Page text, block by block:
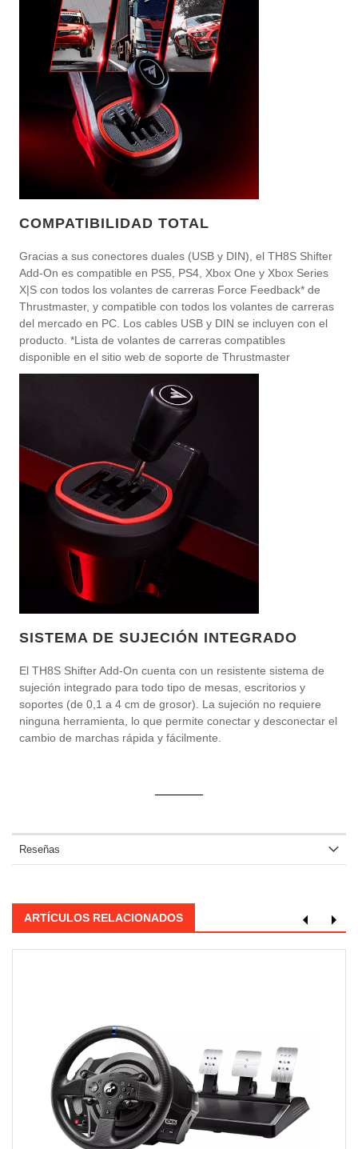
COMPATIBILIDAD TOTAL
Gracias a sus conectores duales (USB y DIN), el TH8S Shifter
Add-On es compatible en PS5, PS4, Xbox One y Xbox Series
X|S con todos los volantes de carreras Force Feedback* de
Thrustmaster, y compatible con todos los volantes de carreras
del mercado en PC. Los cables USB y DIN se incluyen con el
producto. *Lista de volantes de carreras compatibles
disponible en el sitio web de soporte de Thrustmaster
SISTEMA DE SUJECIÓN INTEGRADO
El TH8S Shifter Add-On cuenta con un resistente sistema de
sujeción integrado para todo tipo de mesas, escritorios y
soportes (de 0,1 a 4 cm de grosor). La sujeción no requiere
ninguna herramienta, lo que permite conectar y desconectar el
cambio de marchas rápida y fácilmente.
Reseñas
ARTÍCULOS RELACIONADOS